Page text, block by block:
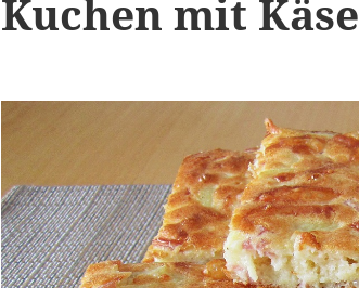
Kuchen mit Käse